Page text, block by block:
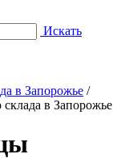
Искать
в Запорожье /
в Запорожье